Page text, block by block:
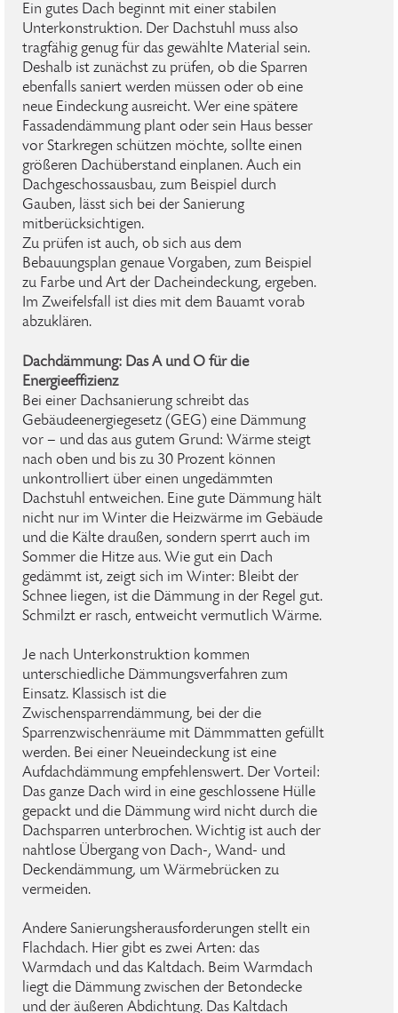
Ein gutes Dach beginnt mit einer stabilen
Unterkonstruktion. Der Dachstuhl muss also
tragfähig genug für das gewählte Material sein.
Deshalb ist zunächst zu prüfen, ob die Sparren
ebenfalls saniert werden müssen oder ob eine
neue Eindeckung ausreicht. Wer eine spätere
Fassadendämmung plant oder sein Haus besser
vor Starkregen schützen möchte, sollte einen
größeren Dachüberstand einplanen. Auch ein
Dachgeschossausbau, zum Beispiel durch
Gauben, lässt sich bei der Sanierung
mitberücksichtigen.
Zu prüfen ist auch, ob sich aus dem
Bebauungsplan genaue Vorgaben, zum Beispiel
zu Farbe und Art der Dacheindeckung, ergeben.
Im Zweifelsfall ist dies mit dem Bauamt vorab
abzuklären.
Dachdämmung: Das A und O für die
Energieeffizienz
Bei einer Dachsanierung schreibt das
Gebäudeenergiegesetz (GEG) eine Dämmung
vor – und das aus gutem Grund: Wärme steigt
nach oben und bis zu 30 Prozent können
unkontrolliert über einen ungedämmten
Dachstuhl entweichen. Eine gute Dämmung hält
nicht nur im Winter die Heizwärme im Gebäude
und die Kälte draußen, sondern sperrt auch im
Sommer die Hitze aus. Wie gut ein Dach
gedämmt ist, zeigt sich im Winter: Bleibt der
Schnee liegen, ist die Dämmung in der Regel gut.
Schmilzt er rasch, entweicht vermutlich Wärme.
Je nach Unterkonstruktion kommen
unterschiedliche Dämmungsverfahren zum
Einsatz. Klassisch ist die
Zwischensparrendämmung, bei der die
Sparrenzwischenräume mit Dämmmatten gefüllt
werden. Bei einer Neueindeckung ist eine
Aufdachdämmung empfehlenswert. Der Vorteil:
Das ganze Dach wird in eine geschlossene Hülle
gepackt und die Dämmung wird nicht durch die
Dachsparren unterbrochen. Wichtig ist auch der
nahtlose Übergang von Dach-, Wand- und
Deckendämmung, um Wärmebrücken zu
vermeiden.
Andere Sanierungsherausforderungen stellt ein
Flachdach. Hier gibt es zwei Arten: das
Warmdach und das Kaltdach. Beim Warmdach
liegt die Dämmung zwischen der Betondecke
und der äußeren Abdichtung. Das Kaltdach